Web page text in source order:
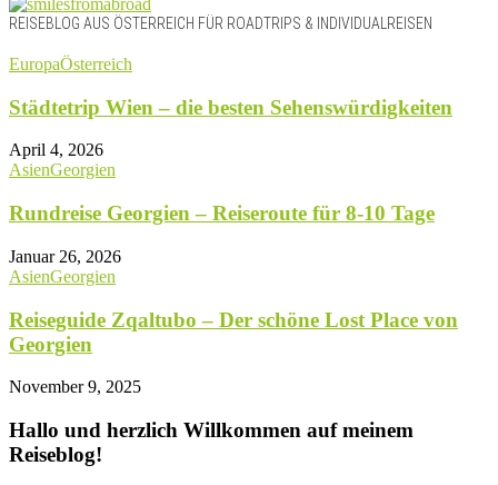
REISEBLOG AUS ÖSTERREICH FÜR ROADTRIPS & INDIVIDUALREISEN
EuropaÖsterreich
Städtetrip Wien – die besten Sehenswürdigkeiten
April 4, 2026
AsienGeorgien
Rundreise Georgien – Reiseroute für 8-10 Tage
Januar 26, 2026
AsienGeorgien
Reiseguide Zqaltubo – Der schöne Lost Place von
Georgien
November 9, 2025
Hallo und herzlich Willkommen auf meinem
Reiseblog!